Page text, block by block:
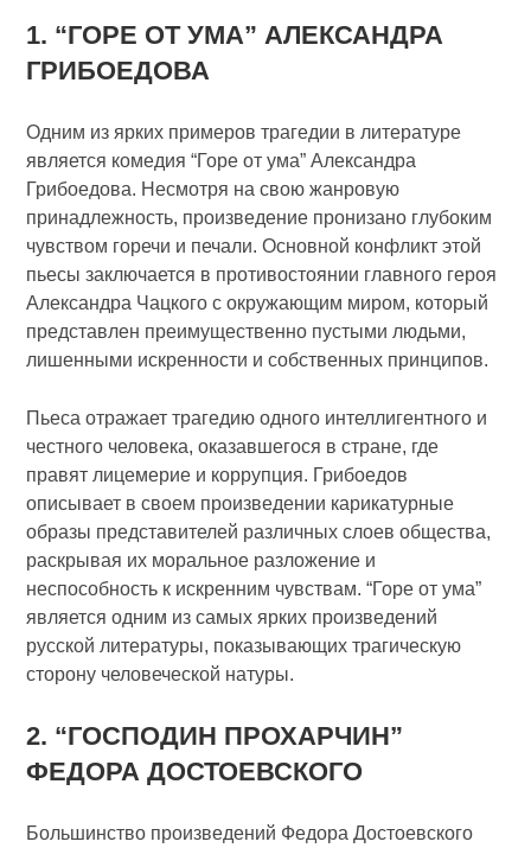
1. “ГОРЕ ОТ УМА” АЛЕКСАНДРА
ГРИБОЕДОВА
Одним из ярких примеров трагедии в литературе
является комедия “Горе от ума” Александра
Грибоедова. Несмотря на свою жанровую
принадлежность, произведение пронизано глубоким
чувством горечи и печали. Основной конфликт этой
пьесы заключается в противостоянии главного героя
Александра Чацкого с окружающим миром, который
представлен преимущественно пустыми людьми,
лишенными искренности и собственных принципов.
Пьеса отражает трагедию одного интеллигентного и
честного человека, оказавшегося в стране, где
правят лицемерие и коррупция. Грибоедов
описывает в своем произведении карикатурные
образы представителей различных слоев общества,
раскрывая их моральное разложение и
неспособность к искренним чувствам. “Горе от ума”
является одним из самых ярких произведений
русской литературы, показывающих трагическую
сторону человеческой натуры.
2. “ГОСПОДИН ПРОХАРЧИН”
ФЕДОРА ДОСТОЕВСКОГО
Большинство произведений Федора Достоевского